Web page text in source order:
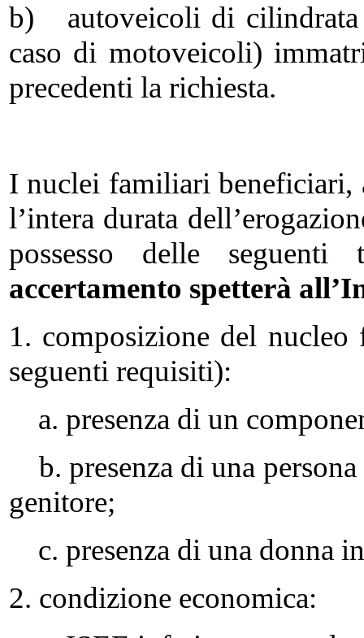
b) autoveicoli di cilindrata
caso di motoveicoli)
precedenti la richiesta.
I nuclei familiari beneficiari,
l’intera durata
possesso delle
accertamento spetterà
1. composizione del
seguenti requisiti):
a. presenza di un
b. presenza di una
genitore;
c. presenza di una donna
2. condizione economica: